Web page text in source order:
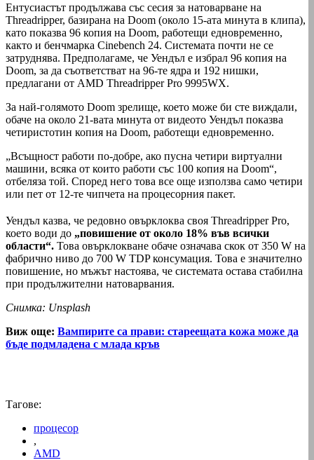
Ентусиастът продължава със сесия за натоварване на
Threadripper, базирана на Doom (около 15-ата минута в клипа),
като показва 96 копия на Doom, работещи едновременно,
както и бенчмарка Cinebench 24. Системата почти не се
затруднява. Предполагаме, че Уендъл е избрал 96 копия на
Doom, за да съответстват на 96-те ядра и 192 нишки,
предлагани от AMD Threadripper Pro 9995WX.
За най-голямото Doom зрелище, което може би сте виждали,
обаче на около 21-вата минута от видеото Уендъл показва
четиристотин копия на Doom, работещи едновременно.
„Всъщност работи по-добре, ако пусна четири виртуални
машини, всяка от които работи със 100 копия на Doom“,
отбеляза той. Според него това все още използва само четири
или пет от 12-те чипчета на процесорния пакет.
Уендъл казва, че редовно овърклоква своя Threadripper Pro,
което води до „повишение от около 18% във всички
области“. Това овърклокване обаче означава скок от 350 W на
фабрично ниво до 700 W TDP консумация. Това е значително
повишение, но мъжът настоява, че системата остава стабилна
при продължителни натоварвания.
Снимка: Unsplash
Виж още: Вампирите са прави: стареещата кожа може да
бъде подмладена с млада кръв
Тагове:
процесор
,
AMD